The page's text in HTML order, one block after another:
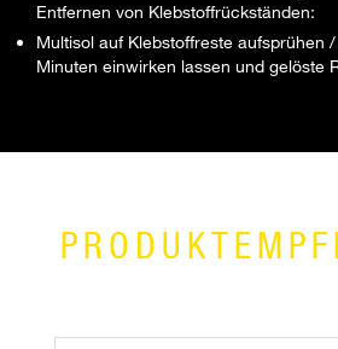
Entfernen von Klebstoffrückständen:
Multisol auf Klebstoffreste aufsprühen
Minuten einwirken lassen und gelöste